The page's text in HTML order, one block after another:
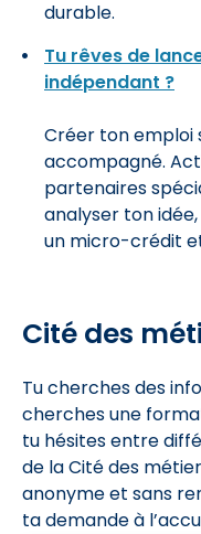
durable.
Tu rêves de
indépendant ?
Créer ton emploi
accompagné.
partenaires
analyser ton
un micro-crédit
Cité des
Tu cherches des
cherches une
tu hésites entre
de la Cité des
anonyme et sans
ta demande à